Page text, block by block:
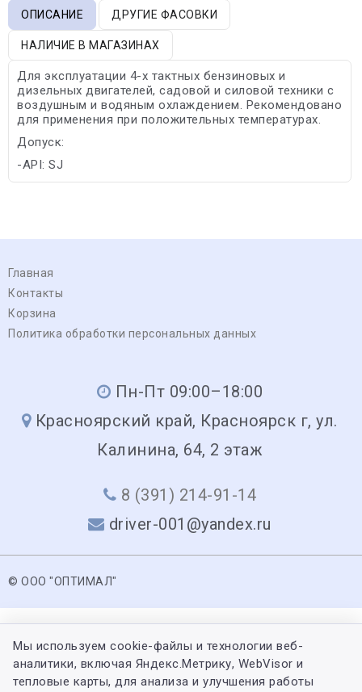
ОПИСАНИЕ ДРУГИЕ ФАСОВКИ
НАЛИЧИЕ В МАГАЗИНАХ
Для эксплуатации 4-х тактных бензиновых и
дизельных двигателей, садовой и силовой техники с
воздушным и водяным охлаждением. Рекомендовано
для применения при положительных температурах.
Допуск:
-API: SJ
Главная
Контакты
Корзина
Политика обработки персональных данных
Пн-Пт 09:00–18:00
Красноярский край, Красноярск г, ул.
Калинина, 64, 2 этаж
8 (391) 214-91-14
driver-001@yandex.ru
© ООО "ОПТИМАЛ"
Мы используем cookie-файлы и технологии веб-
аналитики, включая Яндекс.Метрику, WebVisor и
тепловые карты, для анализа и улучшения работы